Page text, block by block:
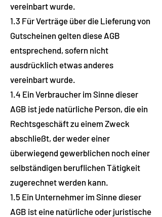
vereinbart wurde.
1.3 Für Verträge über die Lieferung von
Gutscheinen gelten diese AGB
entsprechend, sofern nicht
ausdrücklich etwas anderes
vereinbart wurde.
1.4 Ein Verbraucher im Sinne dieser
AGB ist jede natürliche Person, die ein
Rechtsgeschäft zu einem Zweck
abschließt, der weder einer
überwiegend gewerblichen noch einer
selbständigen beruflichen Tätigkeit
zugerechnet werden kann.
1.5 Ein Unternehmer im Sinne dieser
AGB ist eine natürliche oder juristische